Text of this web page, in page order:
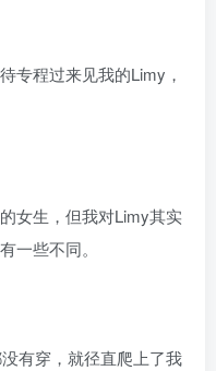
专程过来见我的Limy，
女生，但我对Limy其实
一些不同。
有穿，就径直爬上了我